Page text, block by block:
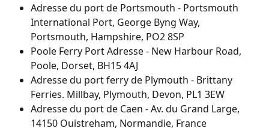
Adresse du port de Portsmouth - Portsmouth
International Port, George Byng Way,
Portsmouth, Hampshire, PO2 8SP
Poole Ferry Port Adresse - New Harbour Road,
Poole, Dorset, BH15 4AJ
Adresse du port ferry de Plymouth - Brittany
Ferries. Millbay, Plymouth, Devon, PL1 3EW
Adresse du port de Caen - Av. du Grand Large,
14150 Ouistreham, Normandie, France